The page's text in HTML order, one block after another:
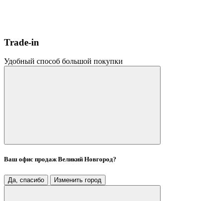
Trade-in
Удобный способ большой покупки
Ваш офис продажВеликий Новгород?
Да, спасибо Изменить город